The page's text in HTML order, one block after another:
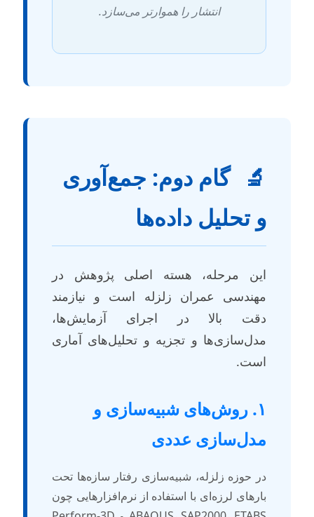
انتشار را هموارتر می‌سازد.
گام دوم: جمع‌آوری
تحلیل داده‌ها
مرحله، هسته اصلی پژوهش در
عمران زلزله است و نیازمند
بالا در اجرای آزمایش‌ها،
و تجزیه و تحلیل‌های آماری
۱. روش‌های شبیه‌سازی و
عددی
حوزه زلزله، شبیه‌سازی رفتار سازه‌ها تحت
لرزه‌ای با استفاده از نرم‌افزارهایی چون